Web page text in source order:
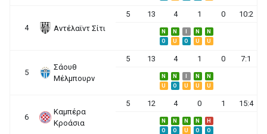
4 Αντέλαϊντ Σίτι
5 13 4 1 0 10:2
N N N
N
O
U O U U
5
Σάουθ
Μέλμπουρν
5 13 4 1 0 7:1
N N N
N
U
O U U U
6
Καμπέρα
Κροάσια
5 12 4 0 1 15:4
N N N N
H
O
O U O O